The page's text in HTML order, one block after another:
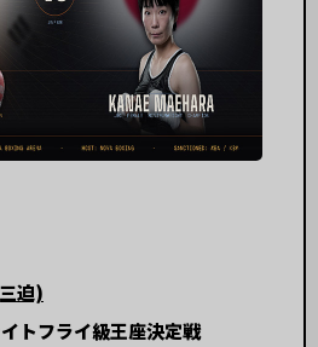
迫)
トフライ級王座決定戦